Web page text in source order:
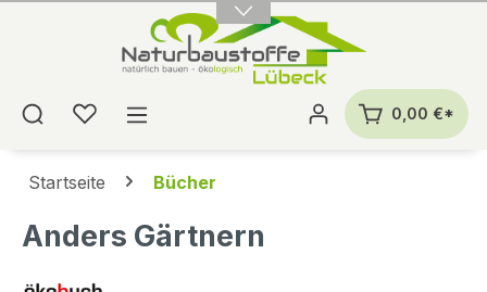
0,00 €*
Startseite Bücher
Anders Gärtnern